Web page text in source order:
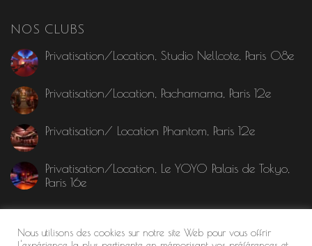
NOS CLUBS
Privatisation/Location, Studio Nellcote, Paris 08e
Privatisation/Location, Pachamama, Paris 12e
Privatisation/ Location Phantom, Paris 12e
Privatisation/Location, Le YOYO Palais de Tokyo,
Paris 16e
Nous utilisons des cookies sur notre site Web pour vous offrir